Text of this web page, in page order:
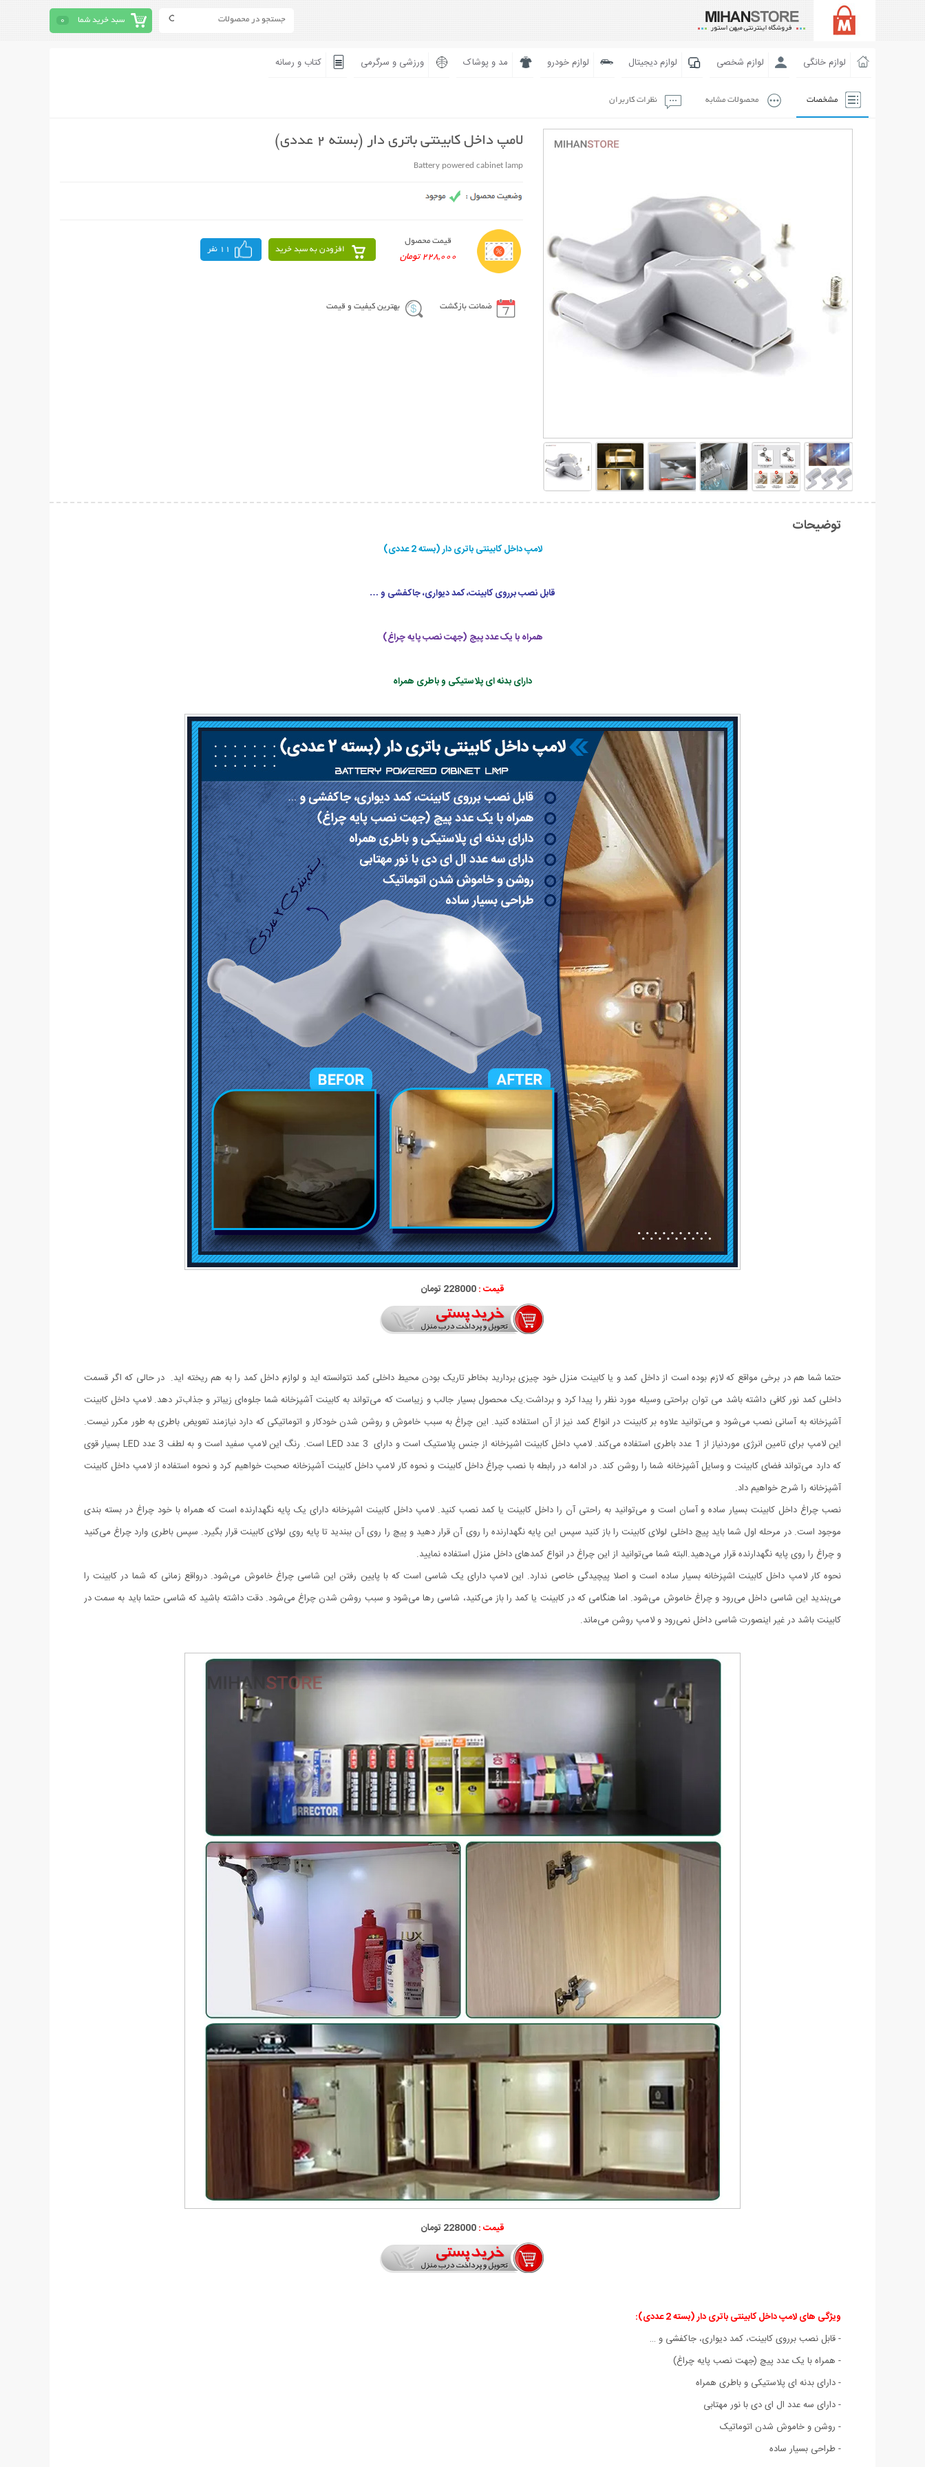
سبد خرید شما 0
لوازم خانگی لوازم شخصی لوازم دیجیتال لوازم خودرو مد و پوشاک ورزشی و سرگرمی کتاب و رسانه
مشخصات محصولات مشابه نظرات کاربران
لامپ داخل کابینتی باتری دار (بسته 2 عددی)
Battery powered cabinet lamp
قیمت محصول
228,000 تومان
افزودن به سبد خرید 11 نفر
ضمانت بازگشت بهترین کیفیت و قیمت
توضیحات
لامپ داخل کابینتی باتری دار (بسته 2 عددی)
قابل نصب برروی کابینت، کمد دیواری، جاکفشی و …
همراه با یک عدد پیچ (جهت نصب پایه چراغ)
دارای بدنه ای پلاستیکی و باطری همراه
قیمت :228000 تومان
حتما شما هم در برخی مواقع که لازم بوده است از داخل کمد و یا کابینت منزل خود چیزی بردارید بخاطر تاریک بودن محیط داخلی کمد نتوانسته اید و لوازم داخل کمد را به هم ریخته اید. در حالی که اگر قسمت
داخلی کمد نور کافی داشته باشد می توان براحتی وسیله مورد نظر را پیدا کرد و برداشت.یک محصول بسیار جالب و زیباست که می‌تواند به کابینت آشپزخانه شما جلوه‌ای زیباتر و جذاب‌تر دهد. لامپ داخل کابینت
آشپزخانه به آسانی نصب می‌شود و می‌توانید علاوه بر کابینت در انواع کمد نیز از آن استفاده کنید. این چراغ به سبب خاموش و روشن شدن خودکار و اتوماتیکی که دارد نیازمند تعویض باطری به طور مکرر نیست.
این لامپ برای تامین انرژی موردنیاز از 1 عدد باطری استفاده می‌کند. لامپ داخل کابینت اشپزخانه از جنس پلاستیک است و دارای 3 عدد LED است. رنگ این لامپ سفید است و به لطف 3 عدد LED بسیار قوی
که دارد می‌تواند فضای کابینت و وسایل آشپزخانه شما را روشن کند. در ادامه در رابطه با نصب چراغ داخل کابینت و نحوه کار لامپ داخل کابینت آشپزخانه صحبت خواهیم کرد و نحوه استفاده از لامپ داخل کابینت
آشپزخانه را شرح خواهیم داد.
نصب چراغ داخل کابینت بسیار ساده و آسان است و می‌توانید به راحتی آن را داخل کابینت یا کمد نصب کنید. لامپ داخل کابینت اشپزخانه دارای یک پایه نگهدارنده است که همراه با خود چراغ در بسته بندی
موجود است. در مرحله اول شما باید پیچ داخلی لولای کابینت را باز کنید سپس این پایه نگهدارنده را روی آن قرار دهید و پیچ را روی آن ببندید تا پایه روی لولای کابینت قرار بگیرد. سپس باطری وارد چراغ می‌کنید
و چراغ را روی پایه نگهدارنده قرار می‌دهید.البته شما می‌توانید از این چراغ در انواع کمدهای داخل منزل استفاده نمایید.
نحوه کار لامپ داخل کابینت اشپزخانه بسیار ساده است و اصلا پیچیدگی خاصی ندارد. این لامپ دارای یک شاسی است که با پایین رفتن این شاسی چراغ خاموش می‌شود. درواقع زمانی که شما در کابینت را
می‌بندید این شاسی داخل می‌رود و چراغ خاموش می‌شود. اما هنگامی که در کابینت یا کمد را باز می‌کنید، شاسی رها می‌شود و سبب روشن شدن چراغ می‌شود. دقت داشته باشید که شاسی حتما باید به سمت در
کابینت باشد در غیر اینصورت شاسی داخل نمی‌رود و لامپ روشن می‌ماند.
قیمت :228000 تومان
ویژگی های لامپ داخل کابینتی باتری دار (بسته 2 عددی):
- قابل نصب برروی کابینت، کمد دیواری، جاکفشی و …
- همراه با یک عدد پیچ (جهت نصب پایه چراغ)
- دارای بدنه ای پلاستیکی و باطری همراه
- دارای سه عدد ال ای دی با نور مهتابی
- روشن و خاموش شدن اتوماتیک
- طراحی بسیار ساده